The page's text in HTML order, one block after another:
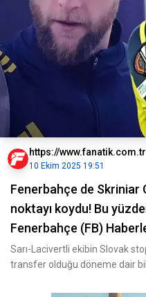
https://www.fanatik.com.tr
10 Ekim 2025 19:51
Fenerbahçe de Skriniar
noktayı koydu! Bu
Fenerbahçe (FB)
Sarı-Lacivertli ekibin Slovak
transfer olduğu döneme dair